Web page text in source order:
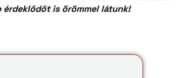
is örömmel látunk!